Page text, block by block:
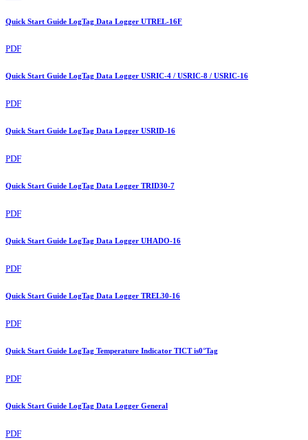
Quick Start Guide LogTag Data Logger UTREL-16F
PDF
Quick Start Guide LogTag Data Logger USRIC-4 / USRIC-8 / USRIC-16
PDF
Quick Start Guide LogTag Data Logger USRID-16
PDF
Quick Start Guide LogTag Data Logger TRID30-7
PDF
Quick Start Guide LogTag Data Logger UHADO-16
PDF
Quick Start Guide LogTag Data Logger TREL30-16
PDF
Quick Start Guide LogTag Temperature Indicator TICT is0°Tag
PDF
Quick Start Guide LogTag Data Logger General
PDF